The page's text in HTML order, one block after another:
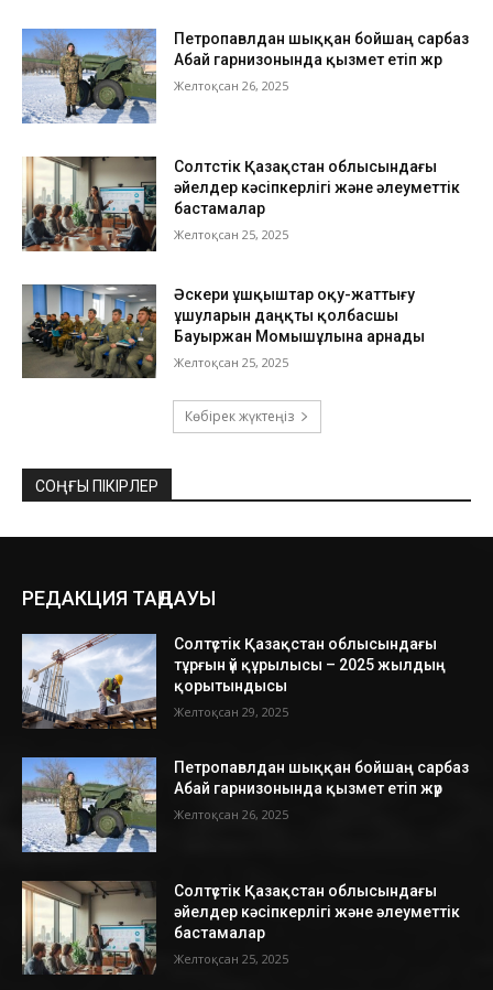
Петропавлдан шыққан бойшаң сарбаз
Абай гарнизонында қызмет етіп жүр
Желтоқсан 26, 2025
Солтүстік Қазақстан облысындағы
әйелдер кәсіпкерлігі және әлеуметтік
бастамалар
Желтоқсан 25, 2025
Әскери ұшқыштар оқу-жаттығу
ұшуларын даңқты қолбасшы
Бауыржан Момышұлына арнады
Желтоқсан 25, 2025
Көбірек жүктеңіз
СОҢҒЫ ПІКІРЛЕР
РЕДАКЦИЯ ТАҢДАУЫ
Солтүстік Қазақстан облысындағы
тұрғын үй құрылысы – 2025 жылдың
қорытындысы
Желтоқсан 29, 2025
Петропавлдан шыққан бойшаң сарбаз
Абай гарнизонында қызмет етіп жүр
Желтоқсан 26, 2025
Солтүстік Қазақстан облысындағы
әйелдер кәсіпкерлігі және әлеуметтік
бастамалар
Желтоқсан 25, 2025